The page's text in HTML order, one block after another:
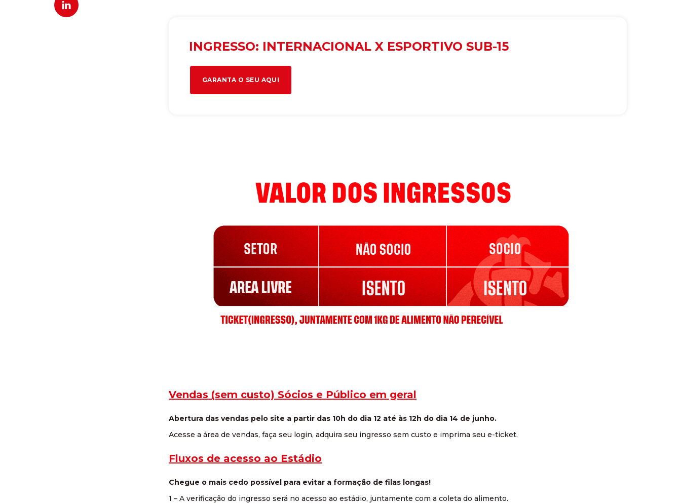
INGRESSO: INTERNACIONAL X ESPORTIVO SUB-15
GARANTA O SEU AQUI
Vendas (sem custo) Sócios e Público em geral
Abertura das vendas pelo site a partir das 10h do dia 12 até às 12h do dia 14 de junho.
Acesse a área de vendas, faça seu login, adquira seu ingresso sem custo e imprima seu e-ticket.
Fluxos de acesso ao Estádio
Chegue o mais cedo possível para evitar a formação de filas longas!
1 – A verificação do ingresso será no acesso ao estádio, juntamente com a coleta do alimento.